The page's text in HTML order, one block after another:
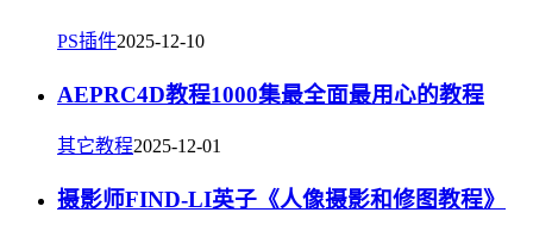
PS插件2025-12-10
AEPRC4D教程1000集最全面最用心的教程
其它教程2025-12-01
摄影师FIND-LI英子《人像摄影和修图教程》